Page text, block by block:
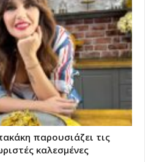
παρουσιάζει τις
καλεσμένες